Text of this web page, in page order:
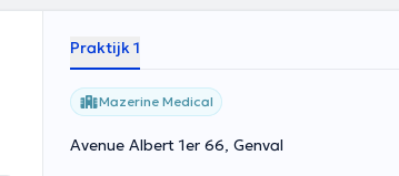
Praktijk 1
Mazerine Medical
Avenue Albert 1er 66, Genval